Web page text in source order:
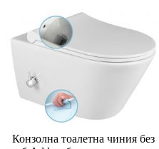
Конзолна тоалетна чиния без